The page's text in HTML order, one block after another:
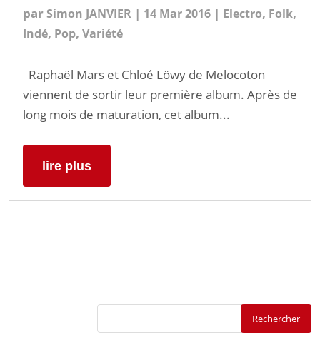
parSimon JANVIER | 14 Mar 2016 | Electro, Folk,
Indé, Pop, Variété
Raphaël Mars et Chloé Löwy de Melocoton
viennent de sortir leur première album. Après de
long mois de maturation, cet album...
lire plus